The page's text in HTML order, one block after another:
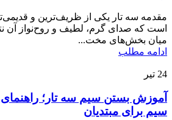
مقدمه سه تار یکی از ظریف‌ترین و
است که صدای گرم، لطیف و روح‌نواز آن
میان بخش‌های مخت...
ادامه مطلب
24 تیر
آموزش بستن سیم سه تار؛
سیم برای مبتدیان